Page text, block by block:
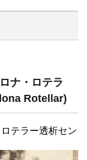
ナ・ロテラ
Rotellar)
テラー透析セン